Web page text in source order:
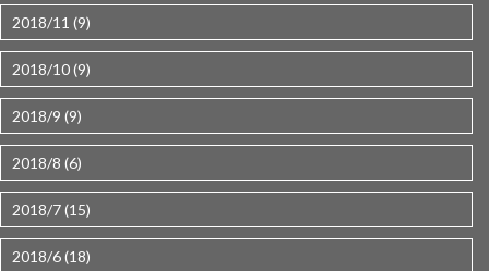
2018/11 (9)
2018/10 (9)
2018/9 (9)
2018/8 (6)
2018/7 (15)
2018/6 (18)